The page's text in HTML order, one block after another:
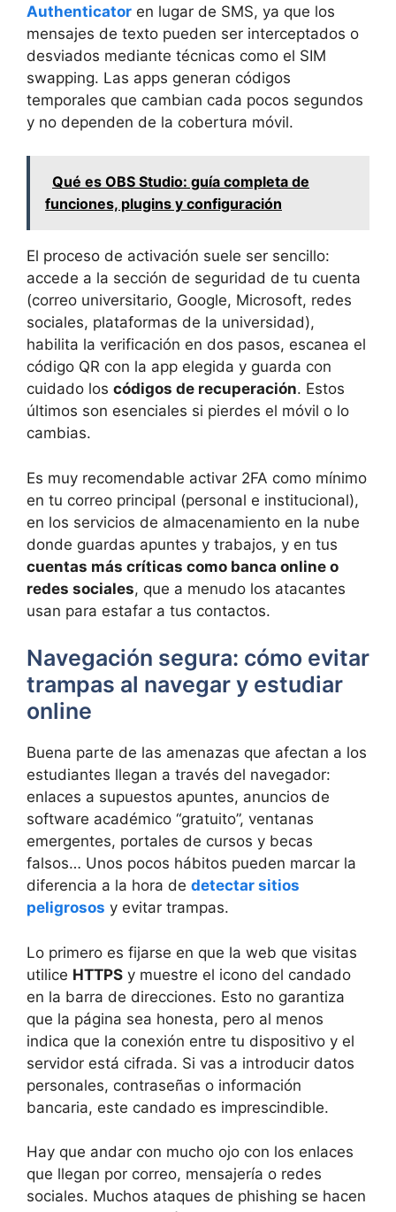
Authenticator en lugar de SMS, ya que los
mensajes de texto pueden ser interceptados o
desviados mediante técnicas como el SIM
swapping. Las apps generan códigos
temporales que cambian cada pocos segundos
y no dependen de la cobertura móvil.
Qué es OBS Studio: guía completa de
funciones, plugins y configuración
El proceso de activación suele ser sencillo:
accede a la sección de seguridad de tu cuenta
(correo universitario, Google, Microsoft, redes
sociales, plataformas de la universidad),
habilita la verificación en dos pasos, escanea el
código QR con la app elegida y guarda con
cuidado los códigos de recuperación. Estos
últimos son esenciales si pierdes el móvil o lo
cambias.
Es muy recomendable activar 2FA como mínimo
en tu correo principal (personal e institucional),
en los servicios de almacenamiento en la nube
donde guardas apuntes y trabajos, y en tus
cuentas más críticas como banca online o
redes sociales, que a menudo los atacantes
usan para estafar a tus contactos.
Navegación segura: cómo evitar
trampas al navegar y estudiar
online
Buena parte de las amenazas que afectan a los
estudiantes llegan a través del navegador:
enlaces a supuestos apuntes, anuncios de
software académico “gratuito”, ventanas
emergentes, portales de cursos y becas
falsos… Unos pocos hábitos pueden marcar la
diferencia a la hora de detectar sitios
peligrosos y evitar trampas.
Lo primero es fijarse en que la web que visitas
utilice HTTPS y muestre el icono del candado
en la barra de direcciones. Esto no garantiza
que la página sea honesta, pero al menos
indica que la conexión entre tu dispositivo y el
servidor está cifrada. Si vas a introducir datos
personales, contraseñas o información
bancaria, este candado es imprescindible.
Hay que andar con mucho ojo con los enlaces
que llegan por correo, mensajería o redes
sociales. Muchos ataques de phishing se hacen